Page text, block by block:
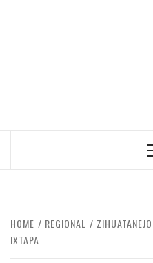
HOME REGIONAL ZIHUATANEJO
IXTAPA